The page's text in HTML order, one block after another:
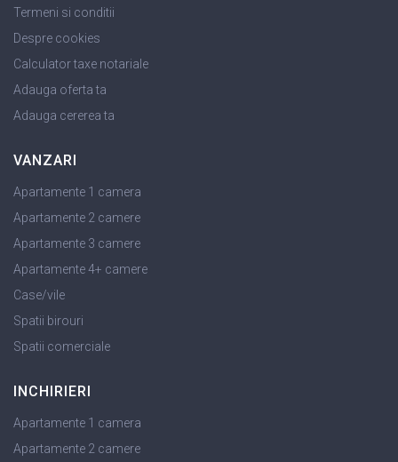
Termeni si conditii
Despre cookies
Calculator taxe notariale
Adauga oferta ta
Adauga cererea ta
VANZARI
Apartamente 1 camera
Apartamente 2 camere
Apartamente 3 camere
Apartamente 4+ camere
Case/vile
Spatii birouri
Spatii comerciale
INCHIRIERI
Apartamente 1 camera
Apartamente 2 camere